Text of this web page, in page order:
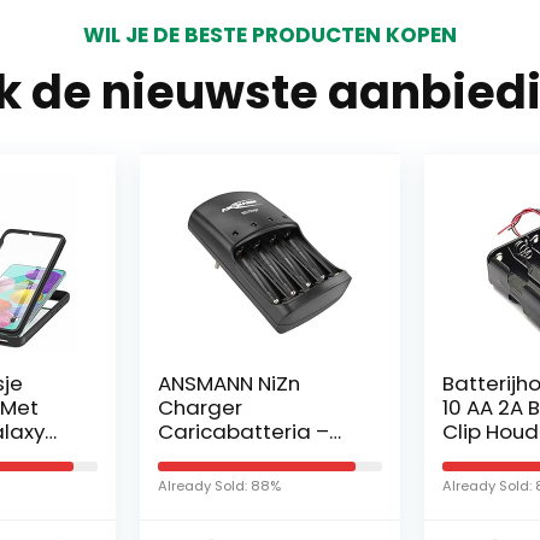
WIL JE DE BESTE PRODUCTEN KOPEN
de nieuwste
–
NiZn
Batterijhouder Case
10 AA 2A Batterij 15V
Clip Houder Box
Case, opslag met
draadkabels zwart
Batterijen Houder
Already Sold: 83%
LED
indicator
niveau-
Already Sold: